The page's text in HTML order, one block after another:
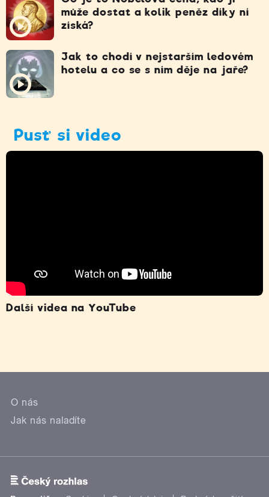
může dostat a kolik peněz díky ní
získá?
Jak to chodí v nejstarším ledovém
hotelu a co se s ním děje na jaře?
Pusť si video
Další videa na YouTube
O nás
Jak nás naladíte